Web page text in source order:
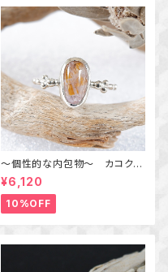
～個性的な内包物～ カコクセ
ナイトインアメジストの粒飾りリ
ング 10号 天然石アクセサリ
ー 一点物 macari
¥6,120
10%OFF